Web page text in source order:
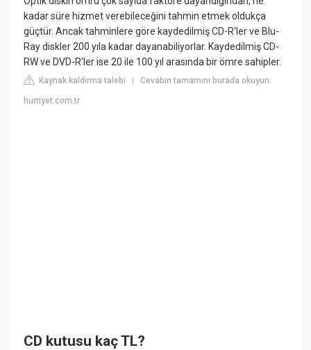
kadar süre hizmet verebileceğini tahmin etmek oldukça
güçtür. Ancak tahminlere göre kaydedilmiş CD-R'ler ve Blu-
Ray diskler 200 yıla kadar dayanabiliyorlar. Kaydedilmiş CD-
RW ve DVD-R'ler ise 20 ile 100 yıl arasında bir ömre sahipler.
Kaynak kaldırma talebi |Cevabın tamamını burada okuyun:
hurriyet.com.tr
CD kutusu kaç TL?